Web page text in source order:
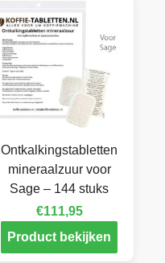
Ontkalkingstabletten
mineraalzuur voor
Sage – 144 stuks
€111,95
Product bekijken